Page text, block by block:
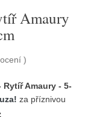
Amaury
)
Amaury - 5-
za příznivou